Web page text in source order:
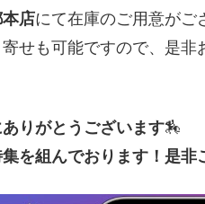
店にて在庫のご用意がご
せも可能ですので、是非
りがとうございます🏇
を組んでおります！是非